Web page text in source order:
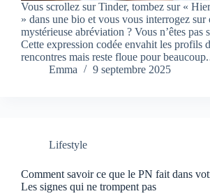
Vous scrollez sur Tinder, tombez sur «
» dans une bio et vous vous interrogez sur
mystérieuse abréviation ? Vous n’êtes pas
Cette expression codée envahit les profils
rencontres mais reste floue pour
Emma
9 septembre 2025
Lifestyle
Comment savoir ce que le PN fait dans
Les signes qui ne trompent pas